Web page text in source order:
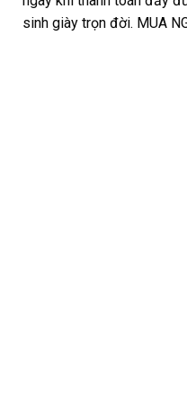
sinh giày trọn đời. MUA